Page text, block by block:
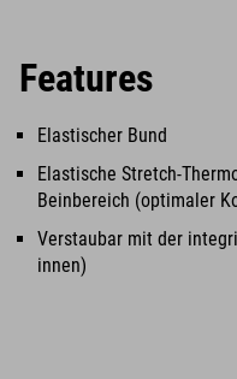
Features
Elastischer Bund
Elastische Stretch-
Beinbereich (optimaler
Verstaubar mit der
innen)